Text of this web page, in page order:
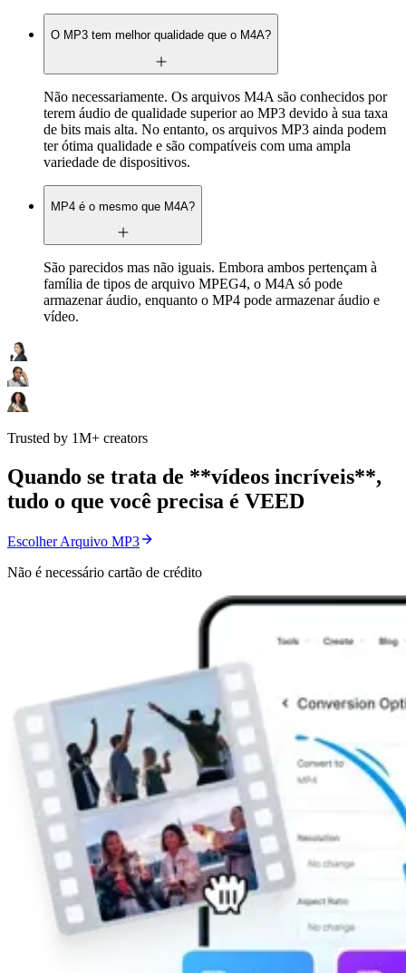
O MP3 tem melhor qualidade que o M4A?
Não necessariamente. Os arquivos M4A são conhecidos por
terem áudio de qualidade superior ao MP3 devido à sua taxa
de bits mais alta. No entanto, os arquivos MP3 ainda podem
ter ótima qualidade e são compatíveis com uma ampla
variedade de dispositivos.
MP4 é o mesmo que M4A?
São parecidos mas não iguais. Embora ambos pertençam à
família de tipos de arquivo MPEG4, o M4A só pode
armazenar áudio, enquanto o MP4 pode armazenar áudio e
vídeo.
Trusted by 1M+ creators
Quando se trata de **vídeos incríveis**,
tudo o que você precisa é VEED
Escolher Arquivo MP3
Não é necessário cartão de crédito